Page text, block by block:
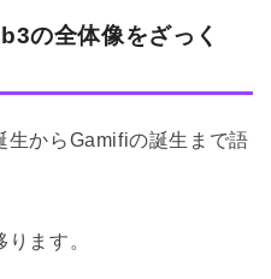
の全体像をざっく
生からGamifiの誕生まで語
ます。